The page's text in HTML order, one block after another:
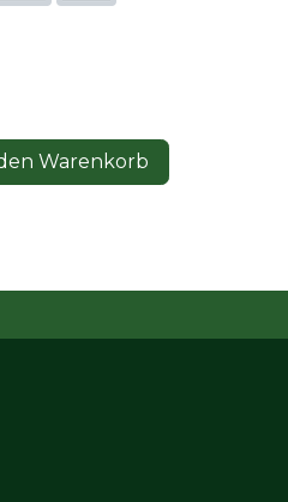
Warenkorb